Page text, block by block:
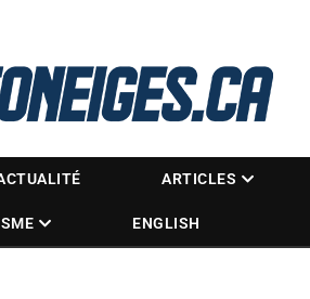
ARTICLES
ENGLISH